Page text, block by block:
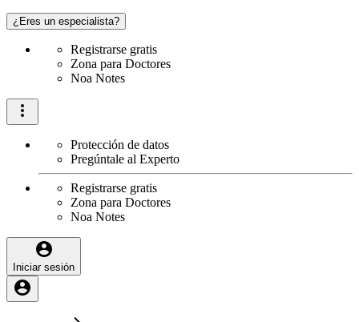
¿Eres un especialista?
Registrarse gratis
Zona para Doctores
Noa Notes
Protección de datos
Pregúntale al Experto
Registrarse gratis
Zona para Doctores
Noa Notes
Iniciar sesión